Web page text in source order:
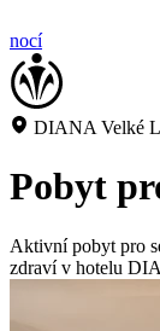
nocí
DIANA Velké
Pobyt
Aktivní pobyt pro
zdraví v hotelu